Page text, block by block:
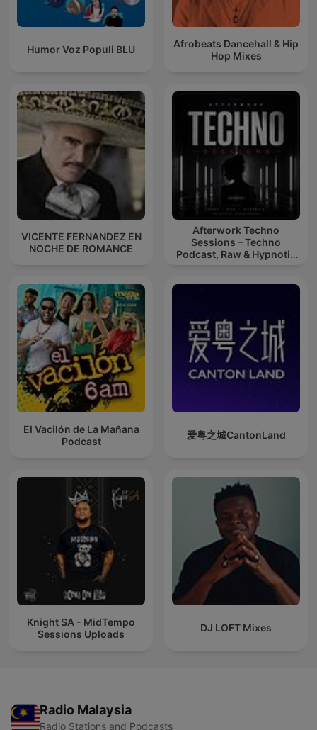
Humor Voz Populi BLU
Afrobeats Dancehall & Hip
Hop Mixes
VICENTE FERNANDEZ EN
NOCHE DE ROMANCE
Afterwork Techno
Sessions – Techno
Podcast, Raw & Hypnotic
El Vacilón de La Mañana
Podcast
爱粤之城CantonLand
Knight SA - MidTempo
Sessions Uploads
DJ LOFT Mixes
Radio Malaysia
Radio Stations and Podcasts